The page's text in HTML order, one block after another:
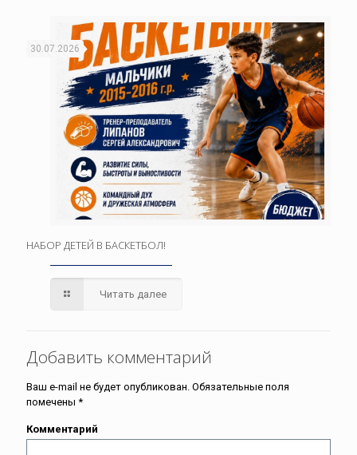
30.07.2026
НАБОР ДЕТЕЙ В БАСКЕТБОЛ!
Читать далее
Добавить комментарий
Ваш e-mail не будет опубликован. Обязательные поля
помечены *
Комментарий